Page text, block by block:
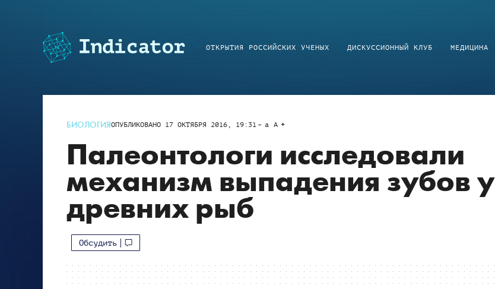
ОТКРЫТИЯ РОССИЙСКИХ УЧЕНЫХ ДИСКУССИОННЫЙ КЛУБ МЕДИЦИНА
БИОЛОГИЯОПУБЛИКОВАНО 17 ОКТЯБРЯ 2016, 19:31 a A
Палеонтологи исследовали
механизм выпадения зубов у
древних рыб
Обсудить